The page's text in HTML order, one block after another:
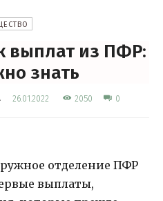
выплат из ПФР:
знать
26.01.2022 2050 0
отделение ПФР
выплаты,